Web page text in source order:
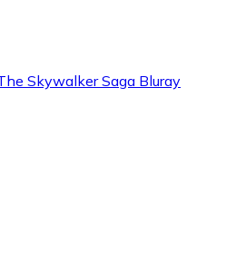
Skywalker Saga Bluray